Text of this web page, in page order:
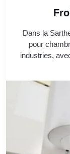
Dans la
pour
industries,